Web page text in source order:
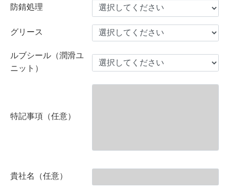
防錆処理
グリース
ルブシール（潤滑ユ
ニット）
特記事項（任意）
貴社名（任意）